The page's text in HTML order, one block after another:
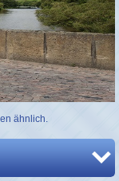
ähnlich.